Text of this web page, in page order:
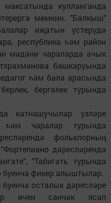
кулланганда
мөмкин. "Балкыш"
иҗатын үстерүдә
республика һәм район
мәдәни чараларда ачык
башкаруында
һәм бала арасында
бергәлек турында
катнашучылар үзләре
чаралар турында
фольклорның
дәресләрендә
"Табигать турында
фикер алыштылар.
осталык дәресләре
өчен санчәк ясап